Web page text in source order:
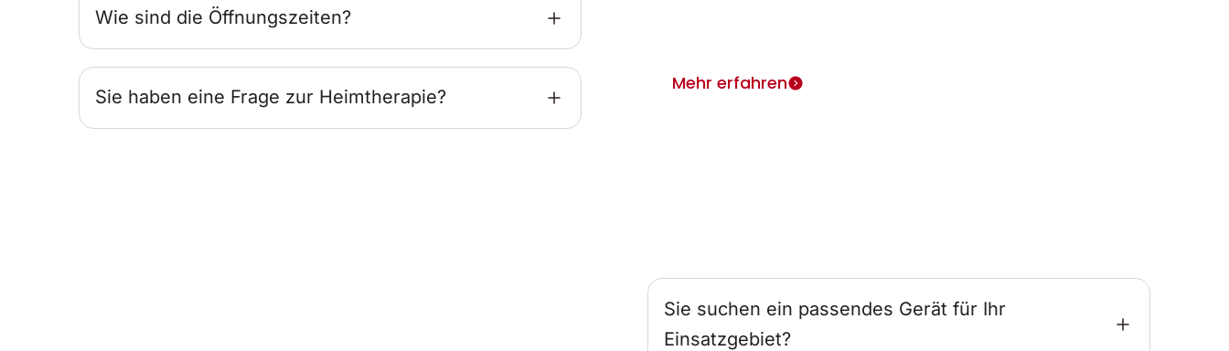
Wie sind die Öffnungszeiten?
Sie haben eine Frage zur Heimtherapie?
Mehr erfahren
Sie suchen ein passendes Gerät für Ihr
Einsatzgebiet?